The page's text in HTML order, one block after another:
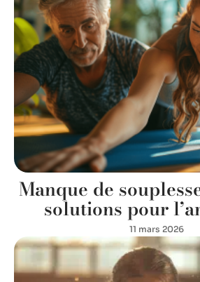
Manque de
solutions pour
11 mars 2026